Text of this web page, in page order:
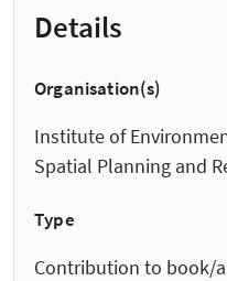
Details
Organisation(s)
Institute of
Spatial Planning and
Type
Contribution to book/